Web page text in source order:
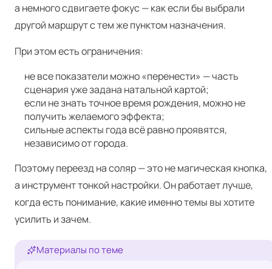
а немного сдвигаете фокус — как если бы выбрали
другой маршрут с тем же пунктом назначения.
При этом есть ограничения:
не все показатели можно «перенести» — часть
сценария уже задана натальной картой;
если не знать точное время рождения, можно не
получить желаемого эффекта;
сильные аспекты года всё равно проявятся,
независимо от города.
Поэтому переезд на соляр — это не магическая кнопка,
а инструмент тонкой настройки. Он работает лучше,
когда есть понимание, какие именно темы вы хотите
усилить и зачем.
Материалы по теме